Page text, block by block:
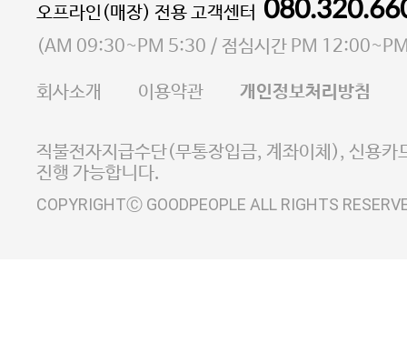
통신판매업 신고번호 2023-서울마포-3931호
사업자등록번호 105-81-58242
E-MAIL goodpeople@gpin.co.kr
사업자정보확인
이니시스 에스크로 서비
오프라인(매장) 전용 고객센터
(AM 09:30~PM 5:30 / 점심시간 PM
회사소개 이용약관 개인정보처리방침
직불전자지급수단(무통장입금, 계좌이체), 신용카
진행 가능합니다.
COPYRIGHTⒸ GOODPEOPLE ALL RIGHTS